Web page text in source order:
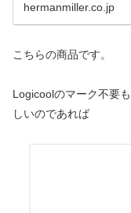
hermanmiller.co.jp
こちらの商品です。
Logicoolのマーク不要
しいのであれば